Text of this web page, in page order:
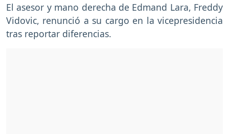
El asesor y mano derecha de Edmand Lara, Freddy
Vidovic, renunció a su cargo en la vicepresidencia
tras reportar diferencias.